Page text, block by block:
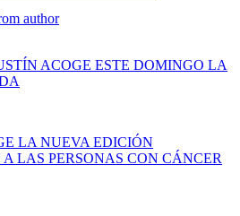
author
ACOGE ESTE DOMINGO LA
LA NUEVA EDICIÓN
LAS PERSONAS CON CÁNCER